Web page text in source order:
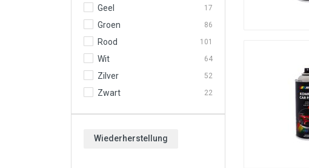
Geel 17
Groen 86
Rood 101
Wit 64
Zilver 52
Zwart 22
Wiederherstellung